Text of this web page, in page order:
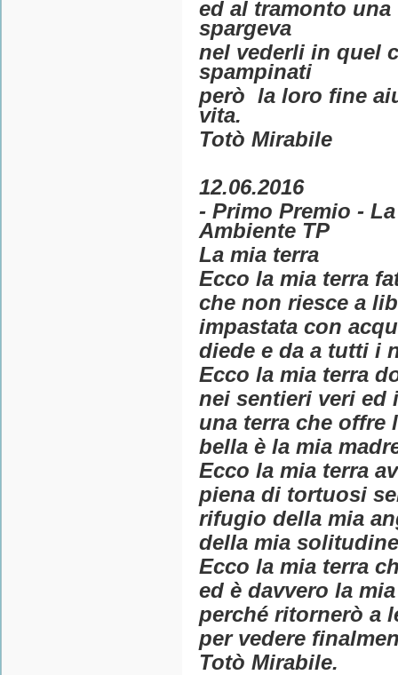
ed al tramonto
spargeva
nel vederli in quel
spampinati
però la loro fine
vita.
Totò Mirabile
12.06.2016
- Primo Premio -
Ambiente TP
La mia terra
Ecco la mia terra
che non riesce a
impastata con
diede e da a tutti i
Ecco la mia terra
nei sentieri veri
una terra che offre
bella è la mia
Ecco la mia terra
piena di tortuosi
rifugio della mia
della mia
Ecco la mia terra
ed è davvero la
perché ritornerò a
per vedere
Totò Mirabile.